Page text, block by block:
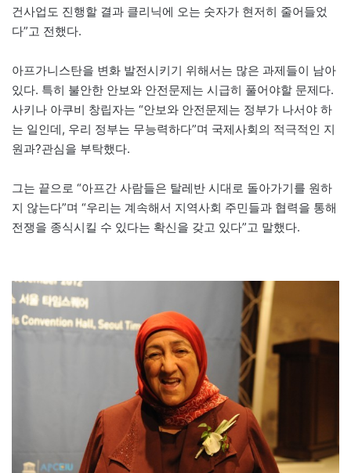
건사업도 진행할 결과 클리닉에 오는 숫자가 현저히 줄어들었
다”고 전했다.
아프가니스탄을 변화 발전시키기 위해서는 많은 과제들이 남아
있다. 특히 불안한 안보와 안전문제는 시급히 풀어야할 문제다.
사키나 아쿠비 창립자는 “안보와 안전문제는 정부가 나서야 하
는 일인데, 우리 정부는 무능력하다”며 국제사회의 적극적인 지
원과?관심을 부탁했다.
그는 끝으로 “아프간 사람들은 탈레반 시대로 돌아가기를 원하
지 않는다”며 “우리는 계속해서 지역사회 주민들과 협력을 통해
전쟁을 종식시킬 수 있다는 확신을 갖고 있다”고 말했다.